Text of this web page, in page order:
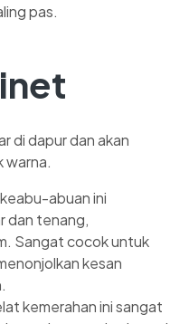
pas.
di dapur dan akan
warna.
abuan ini
dan tenang,
Sangat cocok untuk
kesan
kemerahan ini sangat